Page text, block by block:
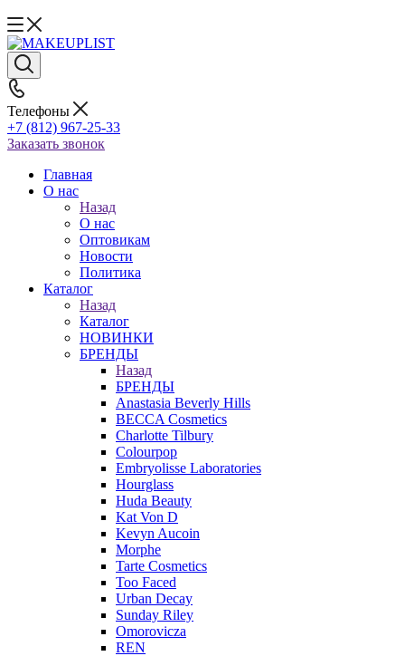
Телефоны
+7 (812) 967-25-33
Заказать звонок
Главная
О нас
Назад
О нас
Оптовикам
Новости
Политика
Каталог
Назад
Каталог
НОВИНКИ
БРЕНДЫ
Назад
БРЕНДЫ
Anastasia Beverly Hills
BECCA Cosmetics
Charlotte Tilbury
Colourpop
Embryolisse Laboratories
Hourglass
Huda Beauty
Kat Von D
Kevyn Aucoin
Morphe
Tarte Cosmetics
Too Faced
Urban Decay
Sunday Riley
Omorovicza
REN